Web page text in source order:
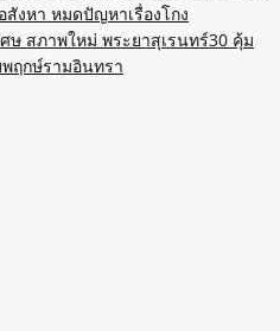
งหา หมดปัญหาเรื่องโกง
ษ สภาพใหม่ พระยาสุเรนทร์30 คุ้ม
ฤกษ์รามอินทรา